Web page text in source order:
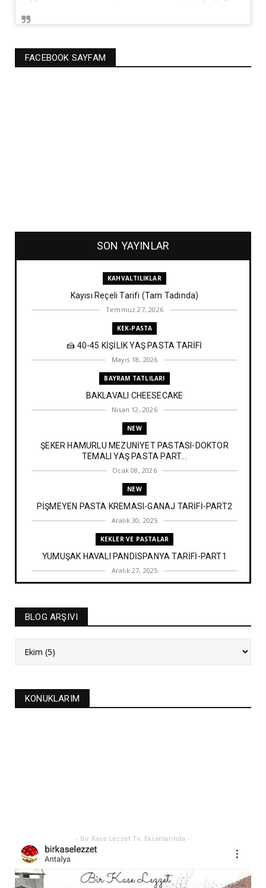
FACEBOOK SAYFAM
SON YAYINLAR
KAHVALTILIKLAR
Kayısı Reçeli Tarifi (Tam Tadında)
Temmuz 27, 2026
KEK-PASTA
🍰 40-45 KİŞİLİK YAŞ PASTA TARİFİ
Mayıs 18, 2026
BAYRAM TATLILARI
BAKLAVALI CHEESECAKE
Nisan 12, 2026
NEW
ŞEKER HAMURLU MEZUNİYET PASTASI-DOKTOR
TEMALI YAŞ PASTA PART...
Ocak 08, 2026
NEW
PİŞMEYEN PASTA KREMASI-GANAJ TARİFİ-PART2
Aralık 30, 2025
KEKLER VE PASTALAR
YUMUŞAK HAVALI PANDİSPANYA TARİFİ-PART1
Aralık 27, 2025
Alanya'nın düğünlerinin meşhur kurabiyesi- S
BLOG ARŞIVI
KONUKLARIM
- Bir Kase Lezzet Tv. Ekranlarında -